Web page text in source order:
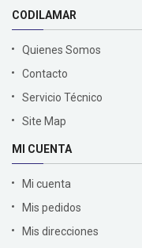
CODILAMAR
Quienes Somos
Contacto
Servicio Técnico
Site Map
MI CUENTA
Mi cuenta
Mis pedidos
Mis direcciones